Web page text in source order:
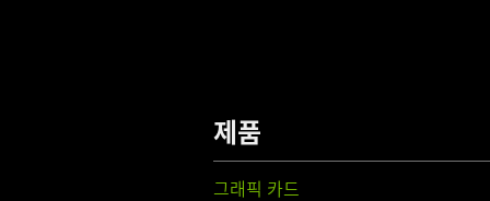
제품
그래픽 카드